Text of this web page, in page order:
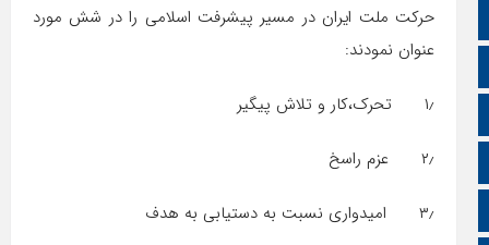
تالار گفتمان
اپلیکیشن سایت
حرکت ملت ایران در مسیر پیشرفت اسلامی را در شش مورد
عنوان نمودند:
۱٫ تحرک،کار و تلاش پیگیر
۲٫ عزم راسخ
۳٫ امیدواری نسبت به دستیابی به هدف